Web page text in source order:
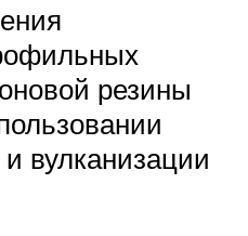
резины
вулканизации